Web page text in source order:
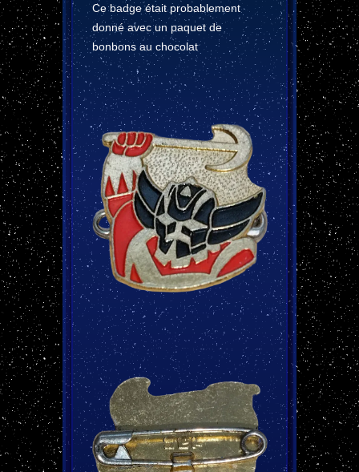
Ce badge était probablement
donné avec un paquet de
bonbons au chocolat